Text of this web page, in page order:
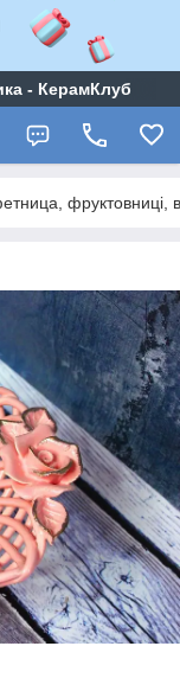
- КерамКлуб
фруктовниці,